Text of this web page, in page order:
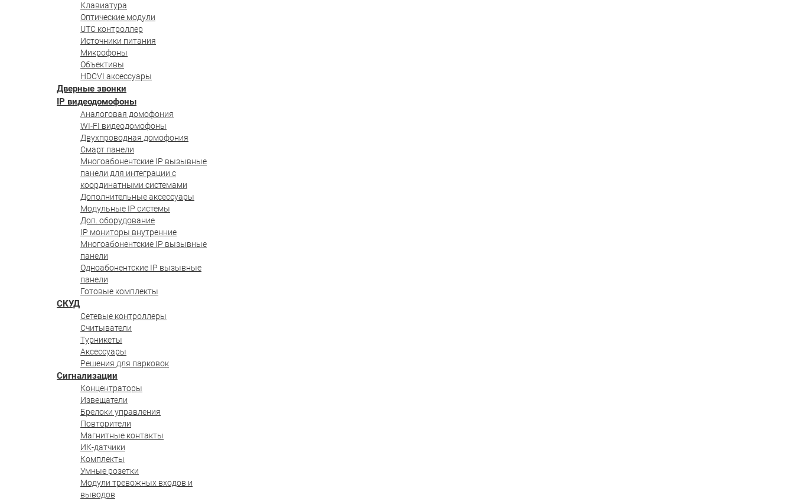
Клавиатура
Оптические модули
UTC контроллер
Источники питания
Микрофоны
Объективы
HDCVI аксессуары
Дверные звонки
IP видеодомофоны
Аналоговая домофония
WI-FI видеодомофоны
Двухпроводная домофония
Смарт панели
Многоабонентские IP вызывные
панели для интеграции с
координатными системами
Дополнительные аксессуары
Модульные IP системы
Доп. оборудование
IP мониторы внутренние
Многоабонентские IP вызывные
панели
Одноабонентские IP вызывные
панели
Готовые комплекты
СКУД
Сетевые контроллеры
Считыватели
Турникеты
Аксессуары
Решения для парковок
Сигнализации
Концентраторы
Извещатели
Брелоки управления
Повторители
Магнитные контакты
ИК-датчики
Комплекты
Умные розетки
Модули тревожных входов и
выводов